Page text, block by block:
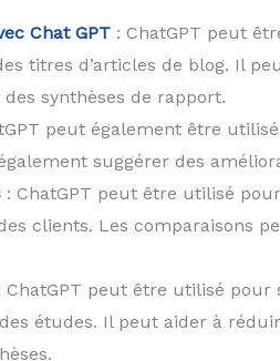
Chat GPT : ChatGPT peut
titres d’articles de blog. Il
synthèses de rapport.
peut également être
suggérer des
: ChatGPT peut être utilisé
clients. Les comparaisons
ChatGPT peut être utilisé
études. Il peut aider à